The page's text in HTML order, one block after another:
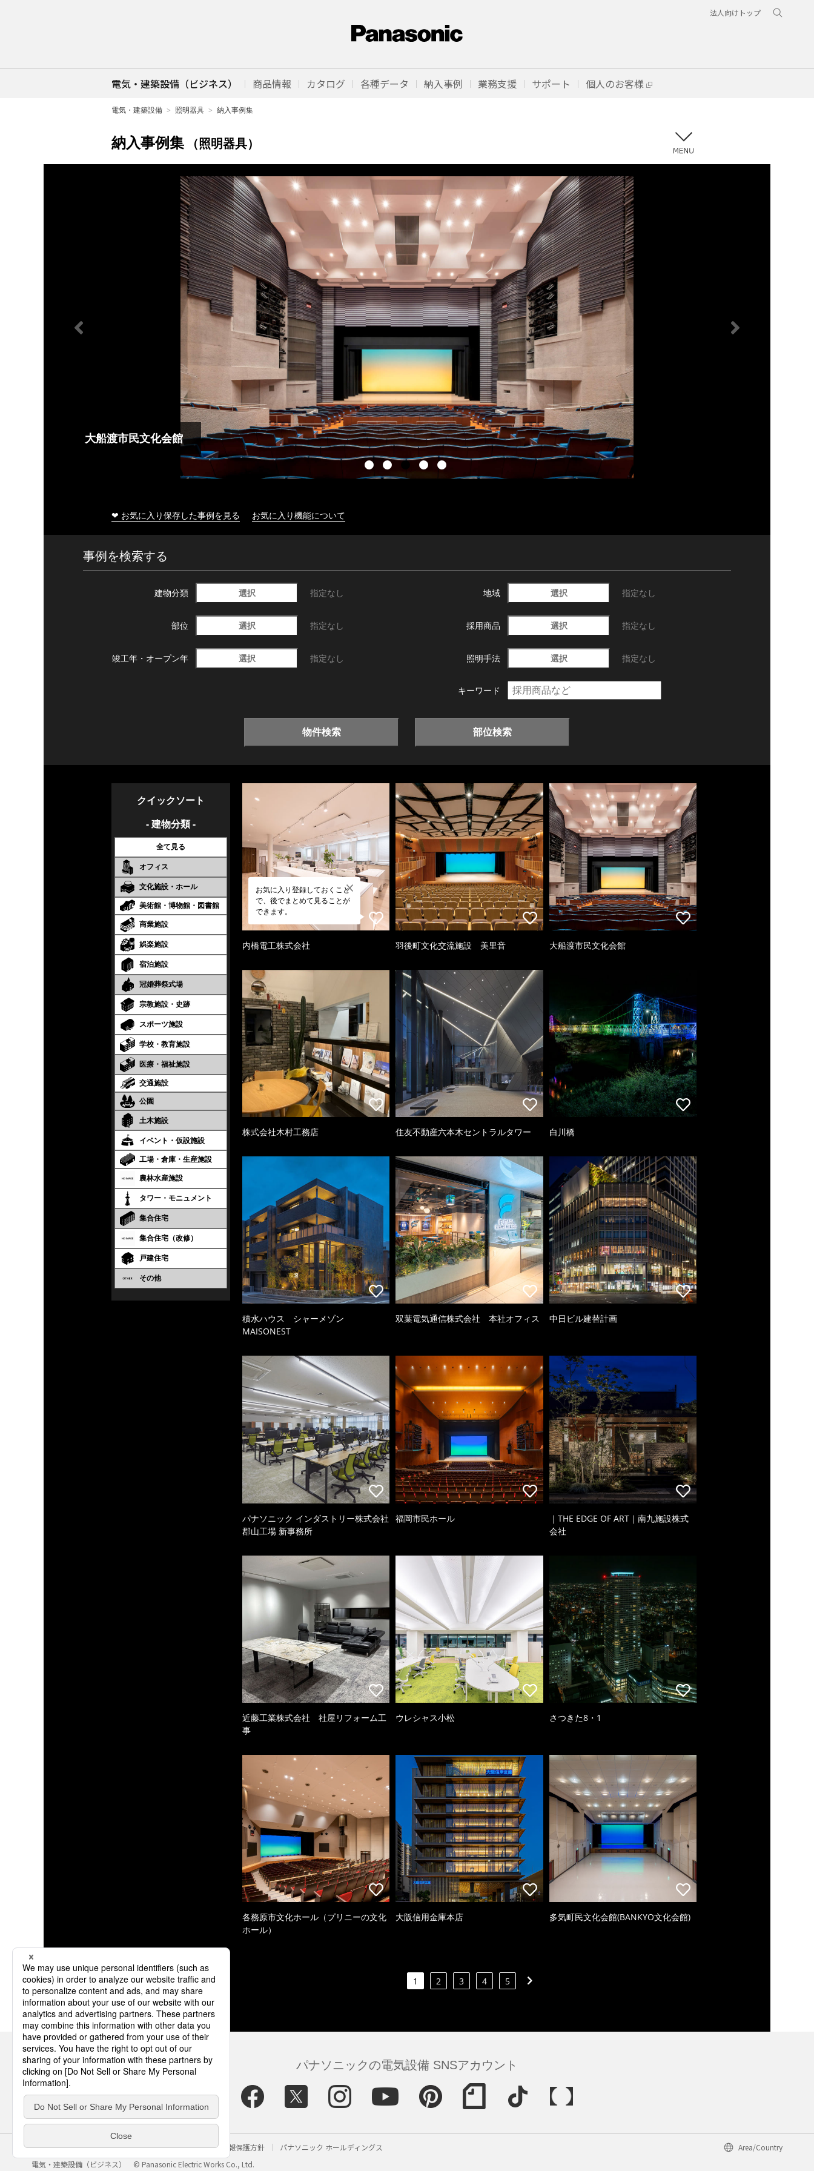
法人向けトップ
電気・建築設備（ビジネス） 商品情報 カタログ 各種データ 納入事例 業務支援 サポート 個人のお客様
電気・建築設備 照明器具 納入事例集
納入事例集 （照明器具）
大船渡市民文化会館
❤ お気に入り保存した事例を見る お気に入り機能について
事例を検索する
建物分類 選択 指定なし 地域 選択 指定なし
部位 選択 指定なし 採用商品 選択 指定なし
竣工年・ オープン年 選択 指定なし 照明手法 選択 指定なし
キーワード
物件検索 部位検索
クイックソート
- 建物分類 -
全て見る
オフィス
文化施設・ホール
美術館・博物館・図書館
商業施設
娯楽施設
宿泊施設
冠婚葬祭式場
宗教施設・史跡
スポーツ施設
学校・教育施設
医療・福祉施設
交通施設
公園
土木施設
イベント・仮設施設
工場・倉庫・生産施設
農林水産施設
タワー・モニュメント
集合住宅
集合住宅（改修）
戸建住宅
その他
お気に入り登録しておくこと
で、後でまとめて見ることが
できます。
内橋電工株式会社 羽後町文化交流施設 美里音 大船渡市民文化会館
株式会社木村工務店 住友不動産六本木セントラルタワー 白川橋
積水ハウス シャーメゾン
MAISONEST
双葉電気通信株式会社 本社オフィス 中日ビル建替計画
パナソニック インダストリー株式会社
郡山工場 新事務所
福岡市民ホール
｜THE EDGE OF ART｜南九施設株式
会社
近藤工業株式会社 社屋リフォーム工
事
ウレシャス小松 さつきた8・1
各務原市文化ホール（プリニーの文化
ホール）
大阪信用金庫本店 多気町民文化会館(BANKYO文化会館)
1 2 3 4 5
パナソニックの電気設備 SNSアカウント
サイトのご利用にあたって クッキーポリシー 個人情報保護方針 パナソニック ホールディングス
Area/Country
電気・建築設備（ビジネス）
© Panasonic Electric Works Co., Ltd.